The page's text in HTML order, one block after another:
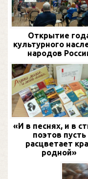
Открытие
культурного
народов
«И в песнях, и в
поэтов пусть
расцветает
родной»